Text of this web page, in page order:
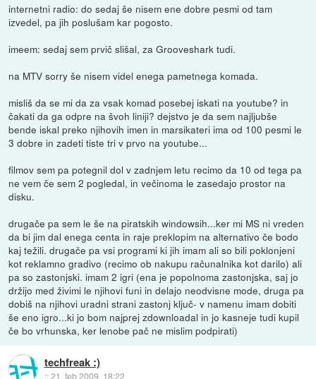
internetni radio: do sedaj še nisem ene dobre pesmi od tam
izvedel, pa jih poslušam kar pogosto.
imeem: sedaj sem prvič slišal, za Grooveshark tudi.
na MTV sorry še nisem videl enega pametnega komada.
misliš da se mi da za vsak komad posebej iskati na youtube? in
čakati da ga odpre na švoh liniji? dejstvo je da sem najljubše
bende iskal preko njihovih imen in marsikateri ima od 100 pesmi le
3 dobre in zadeti tiste tri v prvo na youtube...
filmov sem pa potegnil dol v zadnjem letu recimo da 10 od tega pa
ne vem če sem 2 pogledal, in večinoma le zasedajo prostor na
disku.
drugače pa sem le še na piratskih windowsih...ker mi MS ni vreden
da bi jim dal enega centa in raje preklopim na alternativo če bodo
kaj težili. drugače pa vsi programi ki jih imam ali so bili poklonjeni
kot reklamno gradivo (recimo ob nakupu računalnika kot darilo) ali
pa so zastonjski. imam 2 igri (ena je popolnoma zastonjska, saj jo
držijo med živimi le njihovi funi in delajo neodvisne mode, druga pa
dobiš na njihovi uradni strani zastonj ključ- v namenu imam dobiti
še eno igro...ki jo bom najprej zdownloadal in jo kasneje tudi kupil
če bo vrhunska, ker lenobe pač ne mislim podpirati)
techfreak :)
::21. feb 2009, 18:22